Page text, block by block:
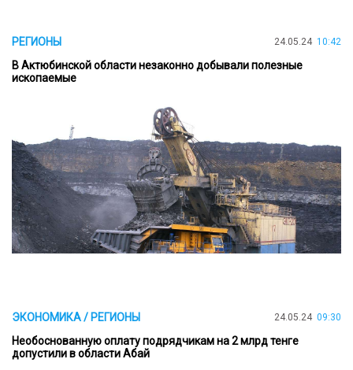
РЕГИОНЫ 24.05.24 10:42
В Актюбинской области незаконно добывали полезные
ископаемые
ЭКОНОМИКА / РЕГИОНЫ 24.05.24 09:30
Необоснованную оплату подрядчикам на 2 млрд тенге
допустили в области Абай